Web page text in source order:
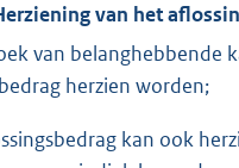
van het
van belanghebbende
herzien worden;
kan ook